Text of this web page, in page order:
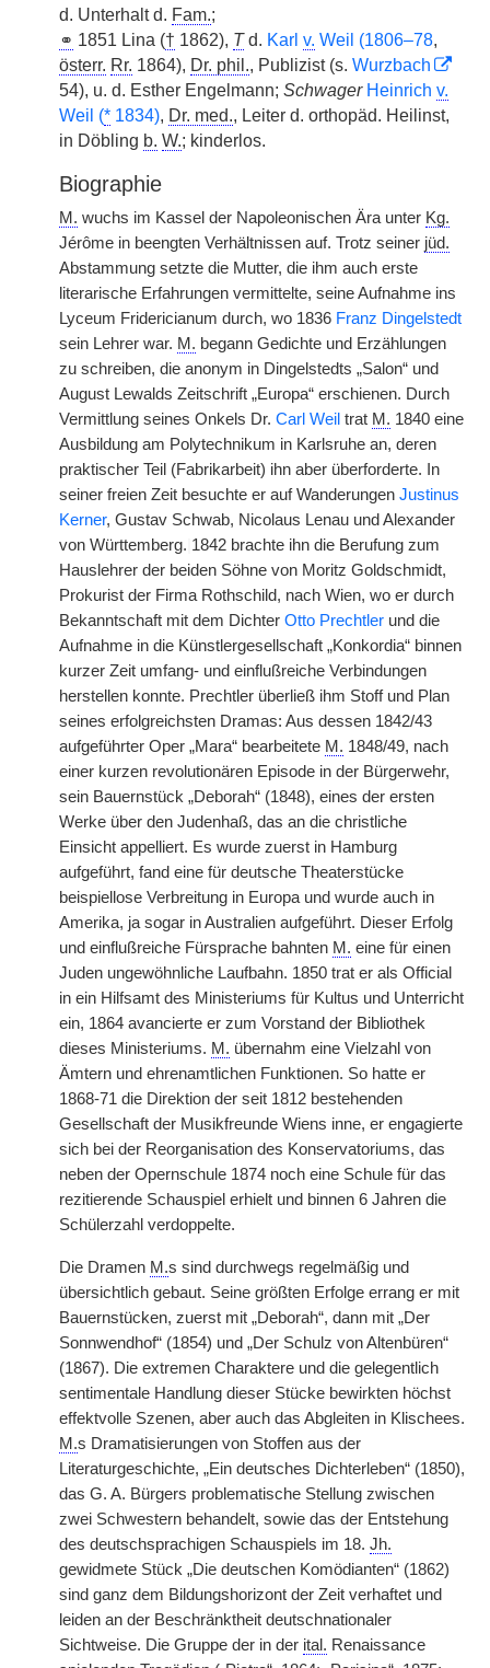
d. Unterhalt d. Fam.;
⚭ 1851 Lina († 1862), Td. Karl v. Weil (1806–78,
österr. Rr. 1864), Dr. phil., Publizist (s. Wurzbach
54), u. d. Esther Engelmann; Schwager Heinrich v.
Weil (* 1834), Dr. med., Leiter d. orthopäd. Heilinst,
in Döbling b. W.; kinderlos.
Biographie
M. wuchs im Kassel der Napoleonischen Ära unter Kg.
Jérôme in beengten Verhältnissen auf. Trotz seiner jüd.
Abstammung setzte die Mutter, die ihm auch erste
literarische Erfahrungen vermittelte, seine Aufnahme ins
Lyceum Fridericianum durch, wo 1836 Franz Dingelstedt
sein Lehrer war. M. begann Gedichte und Erzählungen
zu schreiben, die anonym in Dingelstedts „Salon“ und
August Lewalds Zeitschrift „Europa“ erschienen. Durch
Vermittlung seines Onkels Dr. Carl Weil trat M. 1840 eine
Ausbildung am Polytechnikum in Karlsruhe an, deren
praktischer Teil (Fabrikarbeit) ihn aber überforderte. In
seiner freien Zeit besuchte er auf Wanderungen Justinus
Kerner, Gustav Schwab, Nicolaus Lenau und Alexander
von Württemberg. 1842 brachte ihn die Berufung zum
Hauslehrer der beiden Söhne von Moritz Goldschmidt,
Prokurist der Firma Rothschild, nach Wien, wo er durch
Bekanntschaft mit dem Dichter Otto Prechtler und die
Aufnahme in die Künstlergesellschaft „Konkordia“ binnen
kurzer Zeit umfang- und einflußreiche Verbindungen
herstellen konnte. Prechtler überließ ihm Stoff und Plan
seines erfolgreichsten Dramas: Aus dessen 1842/43
aufgeführter Oper „Mara“ bearbeitete M. 1848/49, nach
einer kurzen revolutionären Episode in der Bürgerwehr,
sein Bauernstück „Deborah“ (1848), eines der ersten
Werke über den Judenhaß, das an die christliche
Einsicht appelliert. Es wurde zuerst in Hamburg
aufgeführt, fand eine für deutsche Theaterstücke
beispiellose Verbreitung in Europa und wurde auch in
Amerika, ja sogar in Australien aufgeführt. Dieser Erfolg
und einflußreiche Fürsprache bahnten M. eine für einen
Juden ungewöhnliche Laufbahn. 1850 trat er als Official
in ein Hilfsamt des Ministeriums für Kultus und Unterricht
ein, 1864 avancierte er zum Vorstand der Bibliothek
dieses Ministeriums. M. übernahm eine Vielzahl von
Ämtern und ehrenamtlichen Funktionen. So hatte er
1868-71 die Direktion der seit 1812 bestehenden
Gesellschaft der Musikfreunde Wiens inne, er engagierte
sich bei der Reorganisation des Konservatoriums, das
neben der Opernschule 1874 noch eine Schule für das
rezitierende Schauspiel erhielt und binnen 6 Jahren die
Schülerzahl verdoppelte.
Die Dramen M.s sind durchwegs regelmäßig und
übersichtlich gebaut. Seine größten Erfolge errang er mit
Bauernstücken, zuerst mit „Deborah“, dann mit „Der
Sonnwendhof“ (1854) und „Der Schulz von Altenbüren“
(1867). Die extremen Charaktere und die gelegentlich
sentimentale Handlung dieser Stücke bewirkten höchst
effektvolle Szenen, aber auch das Abgleiten in Klischees.
M.s Dramatisierungen von Stoffen aus der
Literaturgeschichte, „Ein deutsches Dichterleben“ (1850),
das G. A. Bürgers problematische Stellung zwischen
zwei Schwestern behandelt, sowie das der Entstehung
des deutschsprachigen Schauspiels im 18. Jh.
gewidmete Stück „Die deutschen Komödianten“ (1862)
sind ganz dem Bildungshorizont der Zeit verhaftet und
leiden an der Beschränktheit deutschnationaler
Sichtweise. Die Gruppe der in der ital. Renaissance